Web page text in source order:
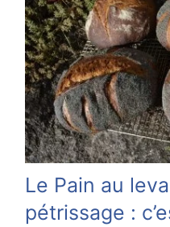
Le Pain au
pétrissage :